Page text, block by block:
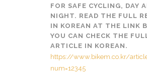
FOR SAFE CYCLING, DAY
NIGHT. READ THE FULL
IN KOREAN AT THE LINK
YOU CAN CHECK THE
ARTICLE IN KOREAN.
https://www.bikem.co.kr/
num=12345